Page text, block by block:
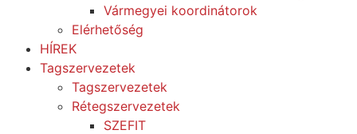
Vármegyei koordinátorok
Elérhetőség
HÍREK
Tagszervezetek
Tagszervezetek
Rétegszervezetek
SZEFIT